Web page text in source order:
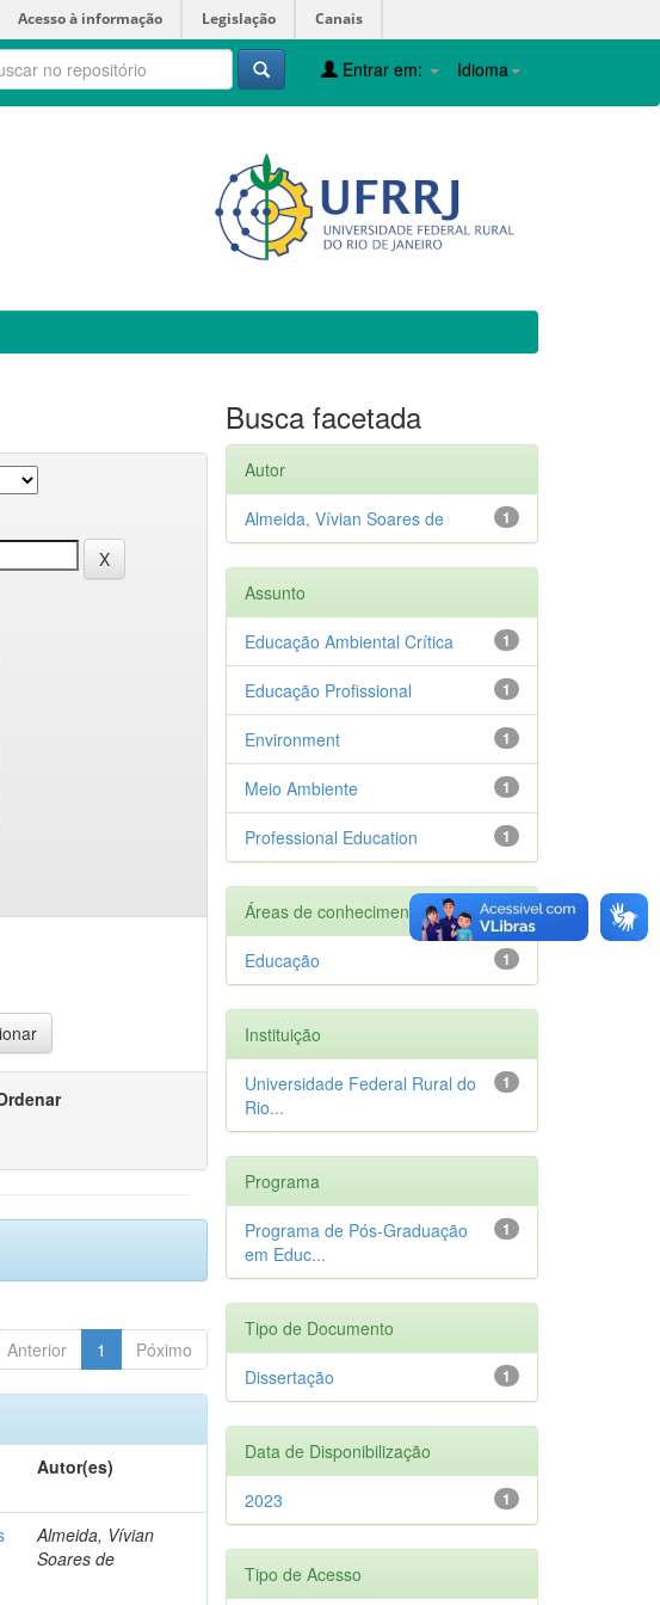
Acesso à informação Legislação Canais
Idioma
Entrar em:
Anterior 1 Póximo
Autor(es)
Almeida, Vívian
Soares de
Busca facetada
Autor
1
Almeida, Vívian Soares de
Assunto
1
Educação Ambiental Crítica
1
Educação Profissional
1
Environment
1
Meio Ambiente
1
Professional Education
Áreas de conhecimento
1
Educação
Instituição
1
Universidade Federal Rural do
Rio...
Programa
1
Programa de Pós-Graduação
em Educ...
Tipo de Documento
1
Dissertação
Data de Disponibilização
1
2023
Tipo de Acesso